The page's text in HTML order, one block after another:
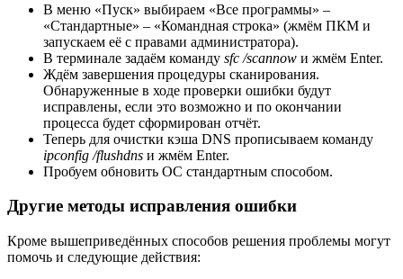
В меню «Пуск» выбираем «Все программы» –
«Стандартные» – «Командная строка» (жмём ПКМ и
запускаем её с правами администратора).
В терминале задаём команду sfc /scannow и жмём Enter.
Ждём завершения процедуры сканирования.
Обнаруженные в ходе проверки ошибки будут
исправлены, если это возможно и по окончании
процесса будет сформирован отчёт.
Теперь для очистки кэша DNS прописываем команду
ipconfig /flushdns и жмём Enter.
Пробуем обновить ОС стандартным способом.
Другие методы исправления ошибки
Кроме вышеприведённых способов решения проблемы могут
помочь и следующие действия: